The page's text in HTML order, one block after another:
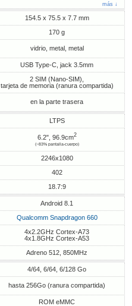
más ↓
154.5 x 75.5 x 7.7 mm
170 g
vidrio, metal, metal
USB Type-C, jack 3.5mm
2 SIM (Nano-SIM),
tarjeta de memoria (ranura compartida)
en la parte trasera
LTPS
6.2", 96.9cm2
(~83% pantalla-cuerpo)
2246x1080
402
18.7:9
Android 8.1
Qualcomm Snapdragon 660
4x2.2GHz Cortex-A73
4x1.8GHz Cortex-A53
Adreno 512, 850MHz
4/64, 6/64, 6/128 Go
hasta 256Go (ranura compartida)
ROM eMMC